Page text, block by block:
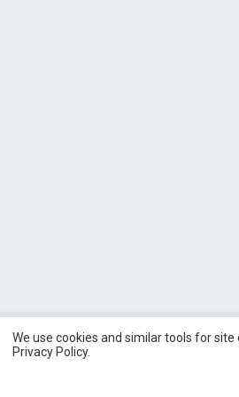
We use cookies and similar tools for
Privacy Policy.